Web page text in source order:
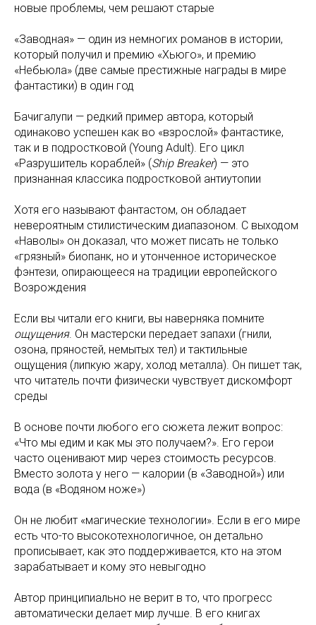
новые проблемы, чем решают старые
«Заводная» — один из немногих романов в истории,
который получил и премию «Хьюго», и премию
«Небьюла» (две самые престижные награды в мире
фантастики) в один год
Бачигалупи — редкий пример автора, который
одинаково успешен как во «взрослой» фантастике,
так и в подростковой (Young Adult). Его цикл
«Разрушитель кораблей» (Ship Breaker) — это
признанная классика подростковой антиутопии
Хотя его называют фантастом, он обладает
невероятным стилистическим диапазоном. С выходом
«Наволы» он доказал, что может писать не только
«грязный» биопанк, но и утонченное историческое
фэнтези, опирающееся на традиции европейского
Возрождения
Если вы читали его книги, вы наверняка помните
ощущения. Он мастерски передает запахи (гнили,
озона, пряностей, немытых тел) и тактильные
ощущения (липкую жару, холод металла). Он пишет так,
что читатель почти физически чувствует дискомфорт
среды
В основе почти любого его сюжета лежит вопрос:
«Что мы едим и как мы это получаем?». Его герои
часто оценивают мир через стоимость ресурсов.
Вместо золота у него — калории (в «Заводной») или
вода (в «Водяном ноже»)
Он не любит «магические технологии». Если в его мире
есть что-то высокотехнологичное, он детально
прописывает, как это поддерживается, кто на этом
зарабатывает и кому это невыгодно
Автор принципиально не верит в то, что прогресс
автоматически делает мир лучше. В его книгах